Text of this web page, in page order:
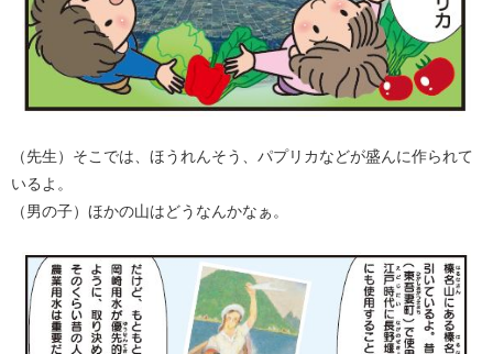
（先生）そこでは、ほうれんそう、パプリカなどが盛んに作られて
いるよ。
（男の子）ほかの山はどうなんかなぁ。